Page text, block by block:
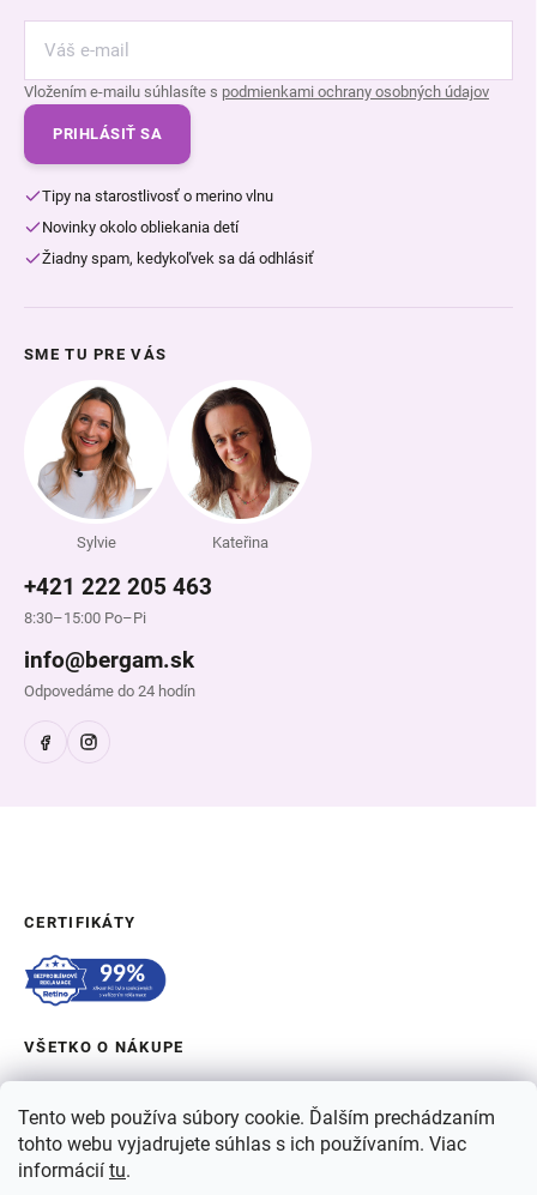
Tento web používa súbory cookie. Ďalším prechádzaním
tohto webu vyjadrujete súhlas s ich používaním. Viac
informácií tu.
Vložením e-mailu súhlasíte s podmienkami ochrany osobných údajov
PRIHLÁSIŤ SA
Tipy na starostlivosť o merino vlnu
Novinky okolo obliekania detí
Žiadny spam, kedykoľvek sa dá odhlásiť
SME TU PRE VÁS
Sylvie Kateřina
+421 222 205 463
8:30–15:00 Po–Pi
info@bergam.sk
Odpovedáme do 24 hodín
CERTIFIKÁTY
VŠETKO O NÁKUPE
OBJEDNÁVKA A DOPRAVA
O BERGAME